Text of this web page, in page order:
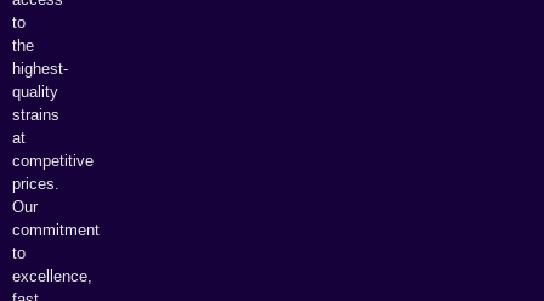
to
the
highest-
quality
strains
at
competitive
prices.
Our
commitment
to
excellence,